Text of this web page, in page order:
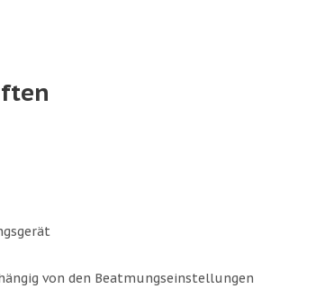
von den Beatmungseinstellungen